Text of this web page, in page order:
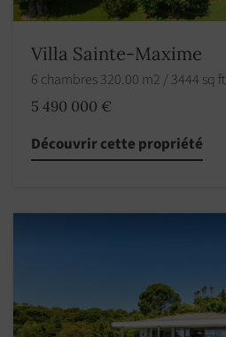
Villa Sainte-Maxime
6 chambres 320.00 m2 / 3444 sq ft
5 490 000 €
Découvrir cette propriété